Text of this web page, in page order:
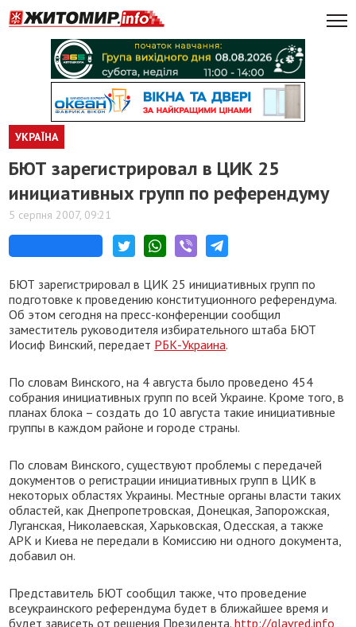
УКРАЇНА
БЮТ зарегистрировал в ЦИК 25
инициативных групп по референдуму
5 серпня 2007, 09:21
БЮТ зарегистрировал в ЦИК 25 инициативных групп по
подготовке к проведению конституционного референдума.
Об этом сегодня на пресс-конференции сообщил
заместитель руководителя избирательного штаба БЮТ
Иосиф Винский, передает РБК-Украина.
По словам Винского, на 4 августа было проведено 454
собрания инициативных групп по всей Украине. Кроме того, в
планах блока – создать до 10 августа такие инициативные
группы в каждом районе и городе страны.
По словам Винского, существуют проблемы с передачей
документов о регистрации инициативных групп в ЦИК в
некоторых областях Украины. Местные органы власти таких
областей, как Днепропетровская, Донецкая, Запорожская,
Луганская, Николаевская, Харьковская, Одесская, а также
АРК и Киева не передали в Комиссию ни одного документа,
добавил он.
Представитель БЮТ сообщил также, что проведение
всеукраинского референдума будет в ближайшее время и
будет зависеть от решения Президента.http://glavred.info